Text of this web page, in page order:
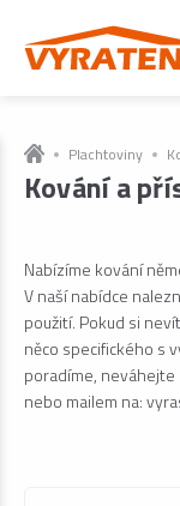
Plachtoviny
Kování a
Nabízíme kování
V naší nabídce
použití. Pokud si
něco specifického s
poradíme,
nebo mailem na: